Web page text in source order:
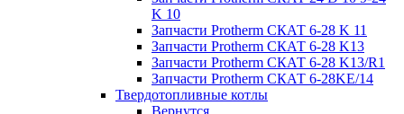
K 10
Запчасти Protherm СКАТ 6-28 K 11
Запчасти Protherm СКАТ 6-28 K13
Запчасти Protherm СКАТ 6-28 K13/R1
Запчасти Protherm СКАТ 6-28KE/14
Твердотопливные котлы
Вернутся